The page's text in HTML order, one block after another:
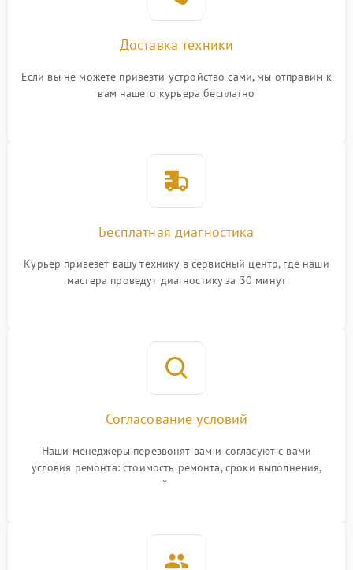
Доставка техники
Если вы не можете привезти устройство сами, мы отправим к
вам нашего курьера бесплатно
Бесплатная диагностика
Курьер привезет вашу технику в сервисный центр, где наши
мастера проведут диагностику за 30 минут
Согласование условий
Наши менеджеры перезвонят вам и согласуют с вами
условия ремонта: стоимость ремонта, сроки выполнения,
гарантийные условия